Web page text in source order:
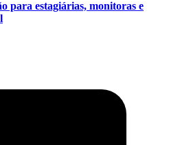
para estagiárias, monitoras e